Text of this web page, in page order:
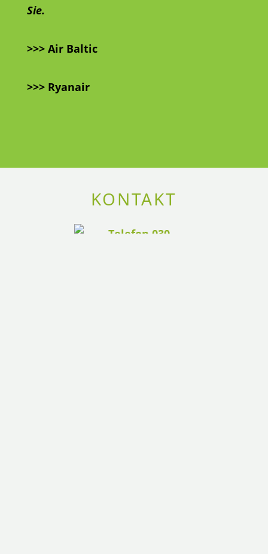
Sie.
>>> Air Baltic
>>> Ryanair
KONTAKT